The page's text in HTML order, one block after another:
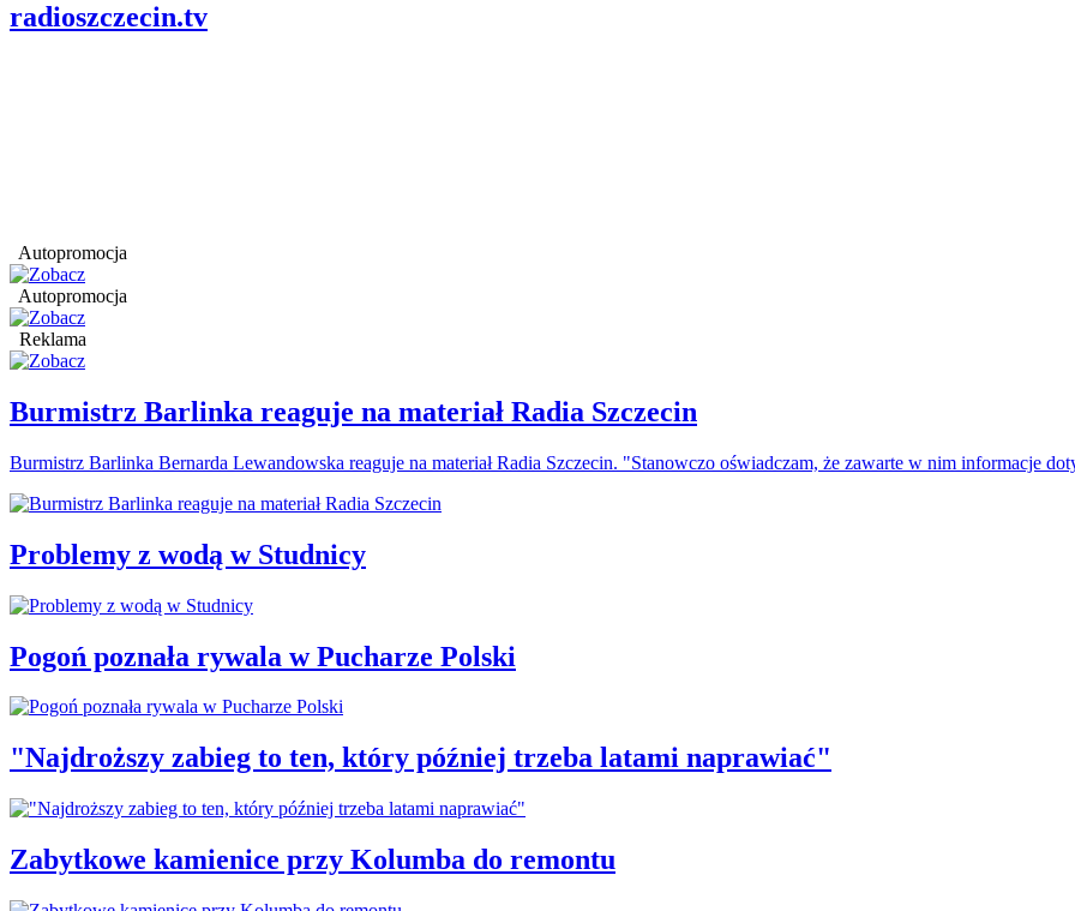
radioszczecin.tv
Autopromocja
Autopromocja
Reklama
Burmistrz Barlinka reaguje na materiał Radia Szczecin
Burmistrz Barlinka Bernarda Lewandowska reaguje na materiał Radia Szczecin. "Stanowczo oświadczam, że zawarte w nim informacje
Problemy z wodą w Studnicy
Pogoń poznała rywala w Pucharze Polski
"Najdroższy zabieg to ten, który później trzeba latami naprawiać"
Zabytkowe kamienice przy Kolumba do remontu